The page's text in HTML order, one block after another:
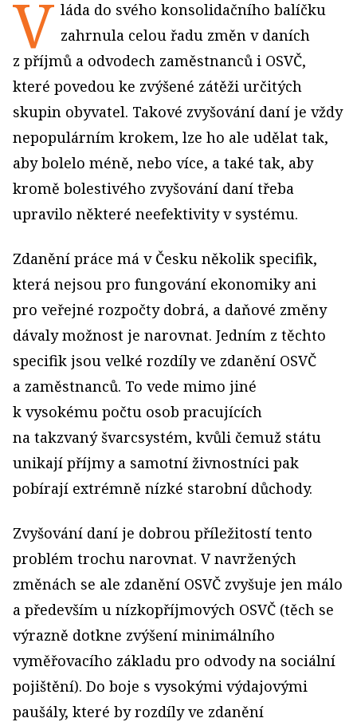
V láda do svého konsolidačního balíčku
zahrnula celou řadu změn v daních
z příjmů a odvodech zaměstnanců i OSVČ,
které povedou ke zvýšené zátěži určitých
skupin obyvatel. Takové zvyšování daní je vždy
nepopulárním krokem, lze ho ale udělat tak,
aby bolelo méně, nebo více, a také tak, aby
kromě bolestivého zvyšování daní třeba
upravilo některé neefektivity v systému.
Zdanění práce má v Česku několik specifik,
která nejsou pro fungování ekonomiky ani
pro veřejné rozpočty dobrá, a daňové změny
dávaly možnost je narovnat. Jedním z těchto
specifik jsou velké rozdíly ve zdanění OSVČ
a zaměstnanců. To vede mimo jiné
k vysokému počtu osob pracujících
na takzvaný švarcsystém, kvůli čemuž státu
unikají příjmy a samotní živnostníci pak
pobírají extrémně nízké starobní důchody.
Zvyšování daní je dobrou příležitostí tento
problém trochu narovnat. V navržených
změnách se ale zdanění OSVČ zvyšuje jen málo
a především u nízkopříjmových OSVČ (těch se
výrazně dotkne zvýšení minimálního
vyměřovacího základu pro odvody na sociální
pojištění). Do boje s vysokými výdajovými
paušály, které by rozdíly ve zdanění